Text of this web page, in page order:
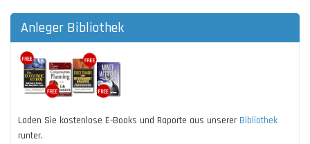
Anleger Bibliothek
Laden Sie kostenlose E-Books und Raporte aus unserer Bibliothek
runter.